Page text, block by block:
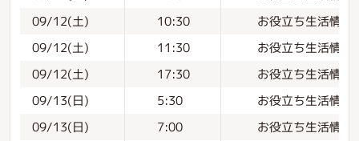
09/12(土) 10:30 お役立ち生活情報
09/12(土) 11:30 お役立ち生活情報
09/12(土) 17:30 お役立ち生活情報
09/13(日) 5:30 お役立ち生活情報
09/13(日) 7:00 お役立ち生活情報